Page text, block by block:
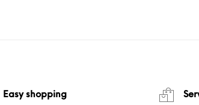
Easy shopping